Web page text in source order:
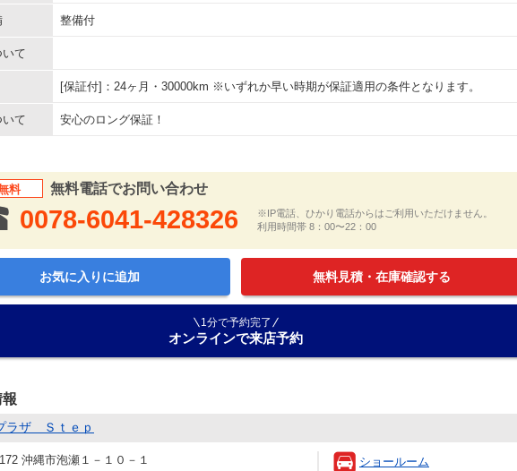
整備付
て
[保証付]：24ヶ月・30000km ※いずれか早い時期が保証適用の条件となります。
て 安心のロング保証！
料 無料電話でお問い合わせ
0078-6041-428326
※IP電話、ひかり電話からはご利用いただけません。
利用時間帯 8：00〜22：00
お気に入りに追加 無料見積・在庫確認する
1分で予約完了
オンラインで来店予約
ラザ Ｓｔｅｐ
沖縄市泡瀬１－１０－１
ショールーム